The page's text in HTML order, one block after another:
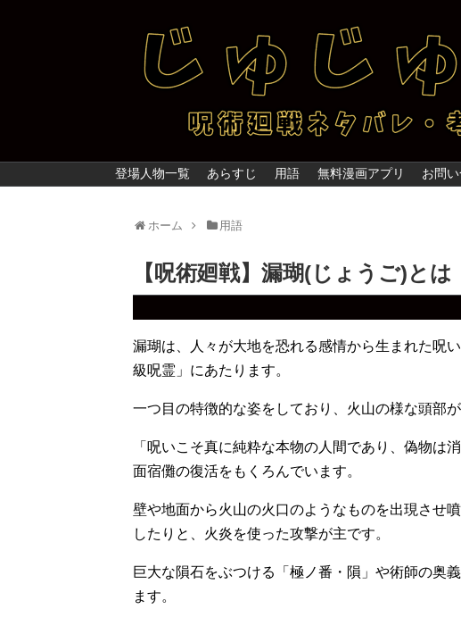
登場人物一覧 あらすじ 用語 無料漫画アプリ お問
ホーム 用語
【呪術廻戦】漏瑚(じょうご)とは
漏瑚は、人々が大地を恐れる感情から生まれた呪
級呪霊」にあたります。
一つ目の特徴的な姿をしており、火山の様な頭部が
「呪いこそ真に純粋な本物の人間であり、偽物は
面宿儺の復活をもくろんでいます。
壁や地面から火山の火口のようなものを出現させ
したりと、火炎を使った攻撃が主です。
巨大な隕石をぶつける「極ノ番・隕」や術師の奥
ます。